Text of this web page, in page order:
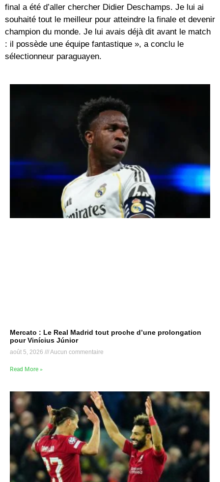
final a été d’aller chercher Didier Deschamps. Je lui ai
souhaité tout le meilleur pour atteindre la finale et devenir
champion du monde. Je lui avais déjà dit avant le match
: il possède une équipe fantastique », a conclu le
sélectionneur paraguayen.
Mercato : Le Real Madrid tout proche d’une prolongation
pour Vinícius Júnior
août 5, 2026 Aucun commentaire
Read More »